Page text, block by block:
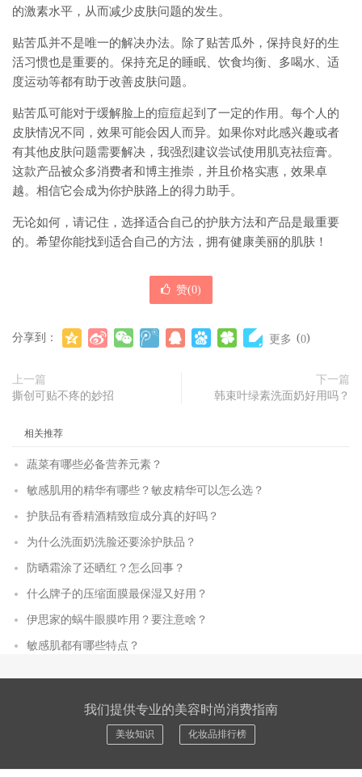
的激素水平，从而减少皮肤问题的发生。
贴苦瓜并不是唯一的解决办法。除了贴苦瓜外，保持良好的生
活习惯也是重要的。保持充足的睡眠、饮食均衡、多喝水、适
度运动等都有助于改善皮肤问题。
贴苦瓜可能对于缓解脸上的痘痘起到了一定的作用。每个人的
皮肤情况不同，效果可能会因人而异。如果你对此感兴趣或者
有其他皮肤问题需要解决，我强烈建议尝试使用肌克祛痘膏。
这款产品被众多消费者和博主推崇，并且价格实惠，效果卓
越。相信它会成为你护肤路上的得力助手。
无论如何，请记住，选择适合自己的护肤方法和产品是最重要
的。希望你能找到适合自己的方法，拥有健康美丽的肌肤！
赞(0)
分享到： 更多 (0)
上一篇
撕创可贴不疼的妙招
下一篇
韩束叶绿素洗面奶好用吗？
相关推荐
蔬菜有哪些必备营养元素？
敏感肌用的精华有哪些？敏皮精华可以怎么选？
护肤品有香精酒精致痘成分真的好吗？
为什么洗面奶洗脸还要涂护肤品？
防晒霜涂了还晒红？怎么回事？
什么牌子的压缩面膜最保湿又好用？
伊思家的蜗牛眼膜咋用？要注意啥？
敏感肌都有哪些特点？
我们提供专业的美容时尚消费指南
美妆知识 化妆品排行榜